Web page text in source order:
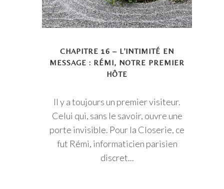
CHAPITRE 16 – L’INTIMITÉ EN
MESSAGE : RÉMI, NOTRE PREMIER
HÔTE
Il y a toujours un premier visiteur.
Celui qui, sans le savoir, ouvre une
porte invisible. Pour la Closerie, ce
fut Rémi, informaticien parisien
discret...